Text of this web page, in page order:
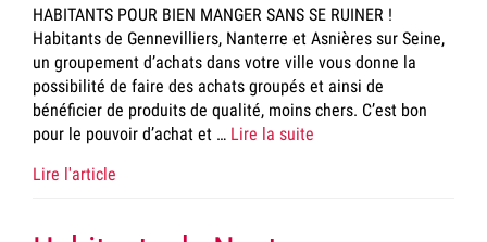
HABITANTS POUR BIEN MANGER SANS SE RUINER !
Habitants de Gennevilliers, Nanterre et Asnières sur Seine,
un groupement d’achats dans votre ville vous donne la
possibilité de faire des achats groupés et ainsi de
bénéficier de produits de qualité, moins chers. C’est bon
pour le pouvoir d’achat et … Lire la suite
Lire l'article